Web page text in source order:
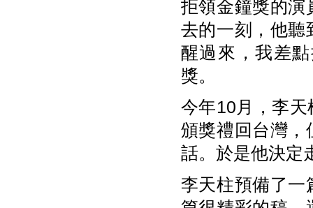
拒領金鐘獎的演
去的一刻，他聽
醒過來，我差
獎。
今年10月，李
頒獎禮回台灣，
話。於是他決定
李天柱預備了一